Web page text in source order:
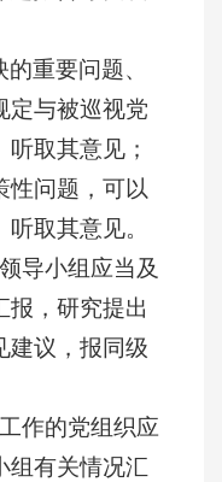
重要问题、
定与被巡视党
取其意见；
性问题，可以
取其意见。
导小组应当及
报，研究提出
建议，报同级
作的党组织应
组有关情况汇